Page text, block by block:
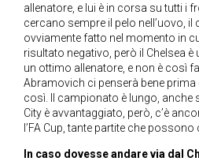
allenatore, e lui è in corsa su tutti i
cercano sempre il pelo nell’uovo, il
ovviamente fatto nel momento in
risultato negativo, però il Chelsea è
un ottimo allenatore, e non è così
Abramovich ci penserà bene
così. Il campionato è lungo, anche
City è avvantaggiato, però, c’è
l’FA Cup, tante partite che
In caso dovesse andare via dal